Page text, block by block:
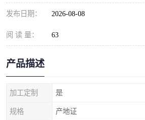
发布日期： 2026-08-08
阅 读 量： 63
产品描述
加工定制 是
规格 产地证